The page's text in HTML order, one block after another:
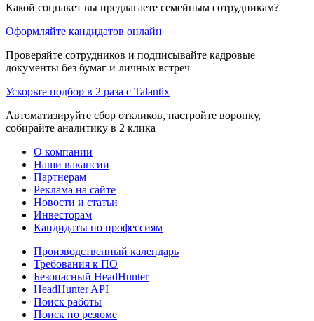
Какой соцпакет вы предлагаете семейным сотрудникам?
Оформляйте кандидатов онлайн
Проверяйте сотрудников и подписывайте кадровые
документы без бумаг и личных встреч
Ускорьте подбор в 2 раза с Talantix
Автоматизируйте сбор откликов, настройте воронку,
собирайте аналитику в 2 клика
О компании
Наши вакансии
Партнерам
Реклама на сайте
Новости и статьи
Инвесторам
Кандидаты по профессиям
Производственный календарь
Требования к ПО
Безопасный HeadHunter
HeadHunter API
Поиск работы
Поиск по резюме